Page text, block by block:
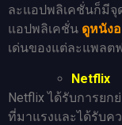
ละแอปพลิเคชั่นก็มีจุ
แอปพลิเคชั่น ดูหนัง
เด่นของแต่ละแพล
Netflix
Netflix ได้รับการยก
ที่มาแรงและได้รับค